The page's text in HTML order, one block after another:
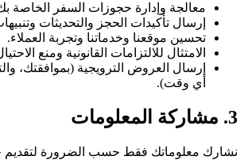
معالجة وإدارة حجوزات السفر الخاصة
إرسال تأكيدات الحجز والتحديثات
تحسين موقعنا وخدماتنا وتجربة العملاء.
الامتثال للالتزامات القانونية ومنع
إرسال العروض الترويجية (بموافقتك،
أي وقت).
3. مشاركة المعلومات
نشارك معلوماتك فقط حسب الضرورة لتقديم